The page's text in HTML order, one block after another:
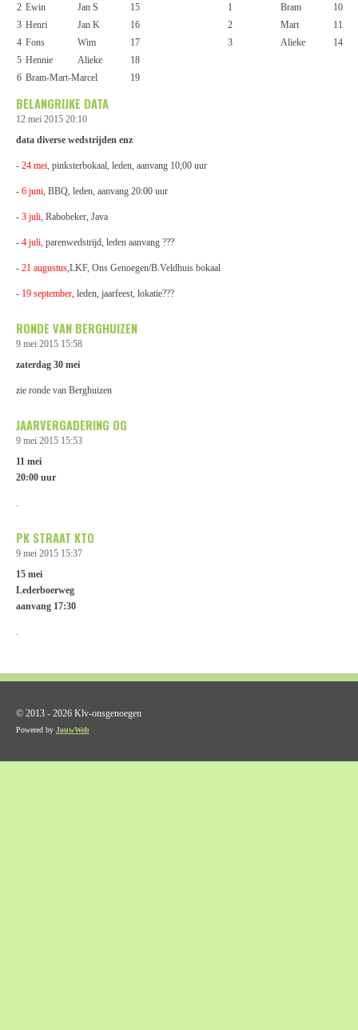
2 Ewin Jan S 15 1 Bram
10
3 Henri Jan K 16 2 Mart
11
4 Fons Wim 17 3 Alieke
14
5 Hennie Alieke
18
6 Bram-Mart-Marcel 19
BELANGRIJKE DATA
12 mei 2015 20:10
data diverse wedstrijden enz
- 24 mei, pinksterbokaal, leden, aanvang 10;00 uur
- 6 juni, BBQ, leden, aanvang 20:00 uur
- 3 juli, Rabobeker, Java
- 4 juli, parenwedstrijd, leden aanvang ???
- 21 augustus,LKF, Ons Genoegen/B.Veldhuis bokaal
- 19 september, leden, jaarfeest, lokatie???
RONDE VAN BERGHUIZEN
9 mei 2015 15:58
zaterdag 30 mei
zie ronde van Berghuizen
JAARVERGADERING OG
9 mei 2015 15:53
11 mei
20:00 uur
.
PK STRAAT KTO
9 mei 2015 15:37
15 mei
Lederboerweg
aanvang 17:30
.
© 2013 - 2026 Klv-onsgenoegen
Powered by JouwWeb